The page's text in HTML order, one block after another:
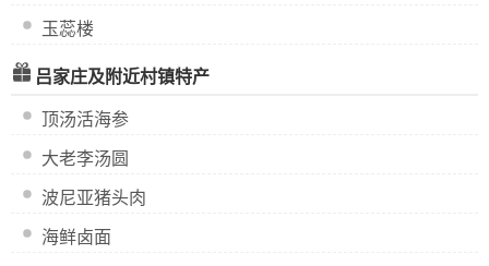
玉蕊楼
吕家庄及附近村镇特产
顶汤活海参
大老李汤圆
波尼亚猪头肉
海鲜卤面